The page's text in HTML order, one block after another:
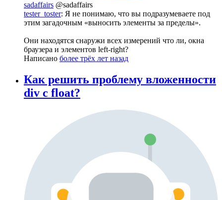
sadaffairs @sadaffairs
tester_toster: Я не понимаю, что вы подразумеваете под
этим загадочным «выносить элементы за пределы».
Они находятся снаружи всех измерений что ли, окна
браузера и элементов left-right?
Написано более трёх лет назад
Как решить проблему вложенности
div с float?